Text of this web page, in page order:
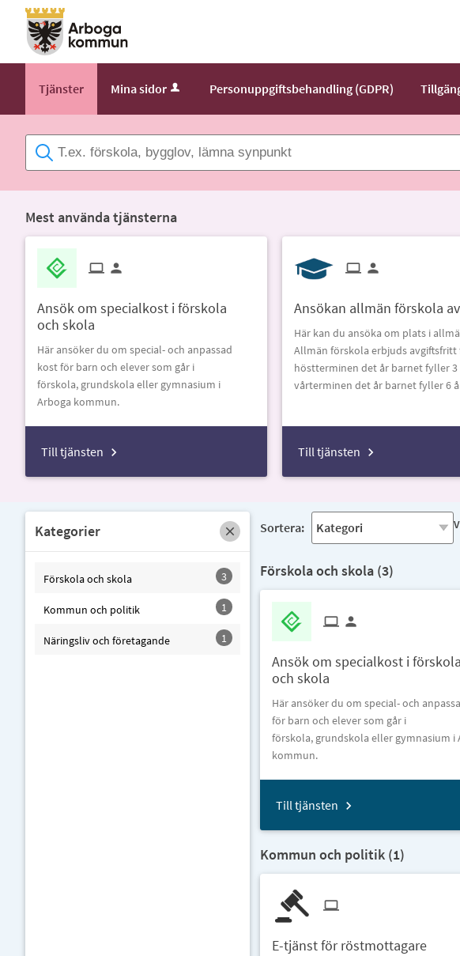
Välkommen
Arboga
kommun
Tjänster Mina sidor Personuppgiftsbehandling (GDPR)
Mest använda tjänsterna
Ansök om specialkost i förskola
och skola
Här ansöker du om special- och anpassad
kost för barn och elever som går i
förskola, grundskola eller gymnasium i
Arboga kommun.
Till tjänsten
Ansökan allmän förskola
Här kan du ansöka om plats i
Allmän förskola erbjuds avgiftsfritt
höstterminen det år barnet fyller
vårterminen det år barnet fyller 6
Till tjänsten
Kategorier
Förskola och skola 3
Kommun och politik 1
Näringsliv och företagande 1
Sortera:
Förskola och skola (3)
Ansök om specialkost i förskola
och skola
Här ansöker du om special- och
för barn och elever som går i
förskola, grundskola eller gymnasium i
kommun.
Till tjänsten
Kommun och politik (1)
E-tjänst för röstmottagare